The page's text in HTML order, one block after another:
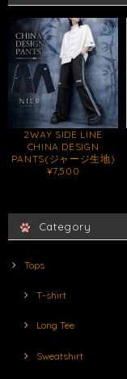
2WAY SIDE LINE
CHINA DESIGN
PANTS(ジャージ生地)
¥7,500
Category
Tops
T-shirt
Long Tee
Sweatshirt